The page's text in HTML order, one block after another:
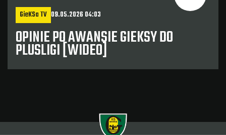
GieKSa TV 09.05.2026 04:03
OPINIE PO AWANSIE GIEKSY DO
PLUSLIGI [WIDEO]